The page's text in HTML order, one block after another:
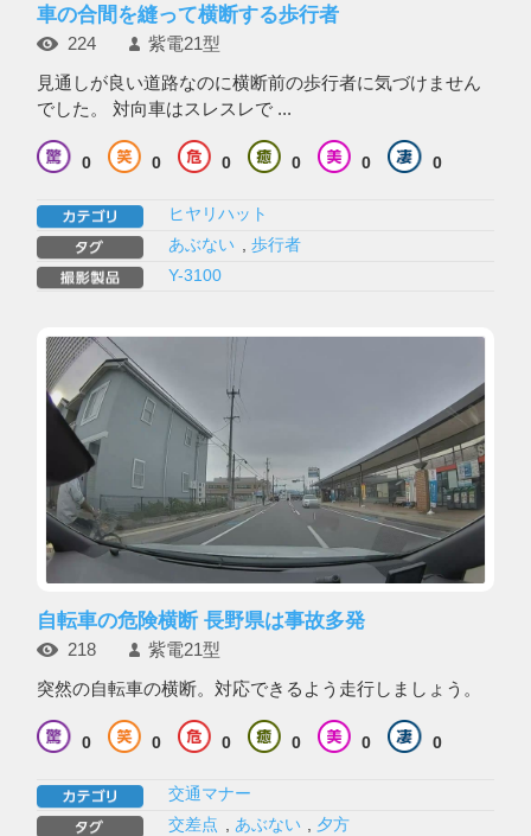
車の合間を縫って横断する歩行者
224 紫電21型
見通しが良い道路なのに横断前の歩行者に気づけません
でした。 対向車はスレスレで ...
0 0 0 0 0 0
ヒヤリハット
あぶない
歩行者
Y-3100
自転車の危険横断 長野県は事故多発
218 紫電21型
突然の自転車の横断。対応できるよう走行しましょう。
0 0 0 0 0 0
交通マナー
交差点
あぶない
夕方